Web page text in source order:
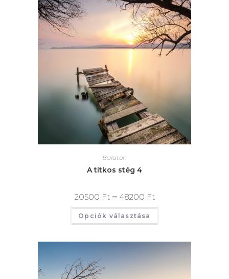
Balaton
A titkos stég 4
20500 Ft– 48200 Ft
Opciók választása